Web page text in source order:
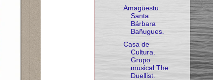
Amagüestu
Santa
Bárbara
Bañugues.
Casa de
Cultura.
Grupo
musical The
Duellist.